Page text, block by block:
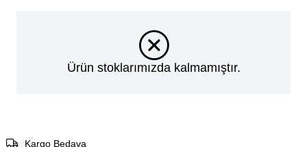
Ürün stoklarımızda kalmamıştır.
Kargo Bedava